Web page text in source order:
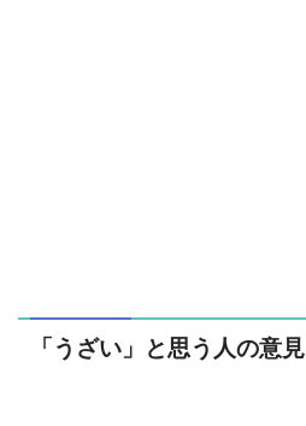
「うざい」と思う人の意見